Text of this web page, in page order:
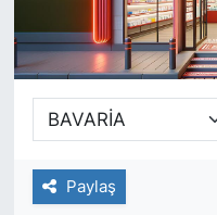
Paylaş
SİYASET
SAĞLIK